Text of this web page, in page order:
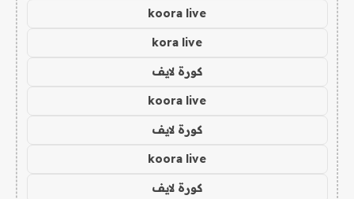
koora live
kora live
كورة لايف
koora live
كورة لايف
koora live
كورة لايف